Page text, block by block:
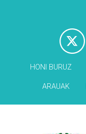
HONI BURUZ
ARAUAK